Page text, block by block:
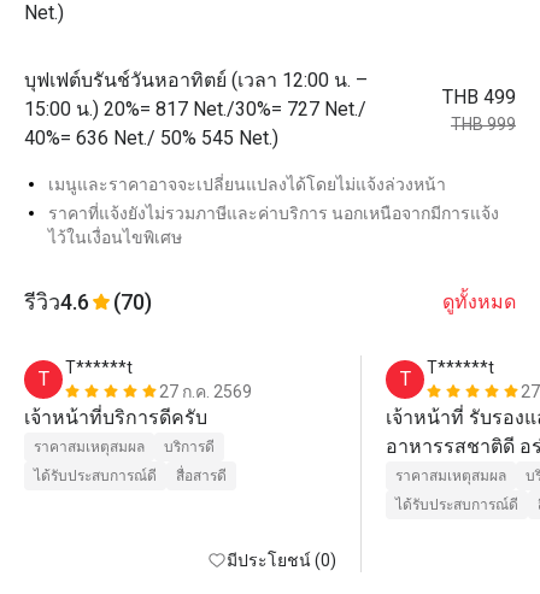
Net.)
บุฟเฟต์บรันช์วันหอาทิตย์ (เวลา 12:00 น. –
15:00 น.) 20%= 817 Net./30%= 727 Net./
40%= 636 Net./ 50% 545 Net.)
THB 499
THB 999
เมนูและราคาอาจจะเปลี่ยนแปลงได้โดยไม่แจ้งล่วงหน้า
ราคาที่แจ้งยังไม่รวมภาษีและค่าบริการ นอกเหนือจากมีการแจ้ง
ไว้ในเงื่อนไขพิเศษ
รีวิว4.6 (70) ดูทั้งหมด
T
T******t
27 ก.ค. 2569
เจ้าหน้าที่บริการดีครับ
ราคาสมเหตุสมผล
บริการดี
ได้รับประสบการณ์ดี
สื่อสารดี
มีประโยชน์ (0)
T
T******t
เจ้าหน้าที่ รับรอง
อาหารรสชาติดี อ
อร่อยเค้าก็ว่ากันไ
ราคาสมเหตุสมผล
บ
ได้รับประสบการณ์ดี